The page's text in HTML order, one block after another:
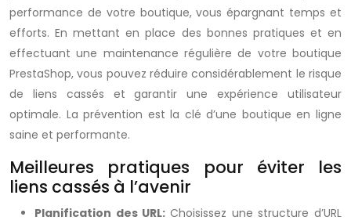
performance de votre boutique, vous épargnant temps et
efforts. En mettant en place des bonnes pratiques et en
effectuant une maintenance régulière de votre boutique
PrestaShop, vous pouvez réduire considérablement le risque
de liens cassés et garantir une expérience utilisateur
optimale. La prévention est la clé d’une boutique en ligne
saine et performante.
Meilleures pratiques pour éviter les
liens cassés à l’avenir
Planification des URL: Choisissez une structure d’URL